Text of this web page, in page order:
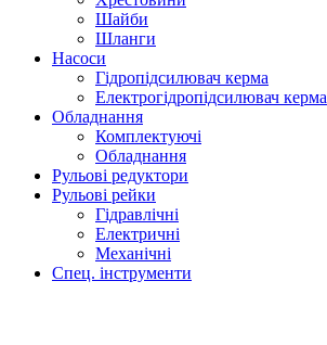
Шайби
Шланги
Насоси
Гідропідсилювач керма
Електрогідропідсилювач керма
Обладнання
Комплектуючі
Обладнання
Рульові редуктори
Рульові рейки
Гідравлічні
Електричні
Механічні
Спец. інструменти